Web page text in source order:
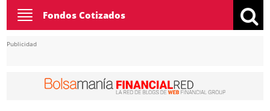
Toggle
navigation
Fondos Cotizados
Publicidad